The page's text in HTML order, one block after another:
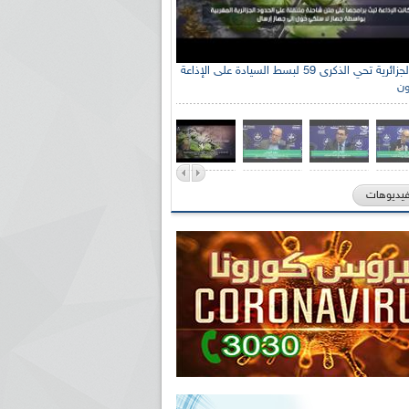
الإذاعة الجزائرية تحي الذكرى 59 لبسط السيادة على الإذاعة